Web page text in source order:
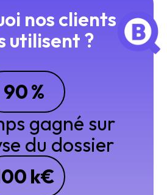
nos clients
utilisent ?
90%
gagné sur
du dossier
k€